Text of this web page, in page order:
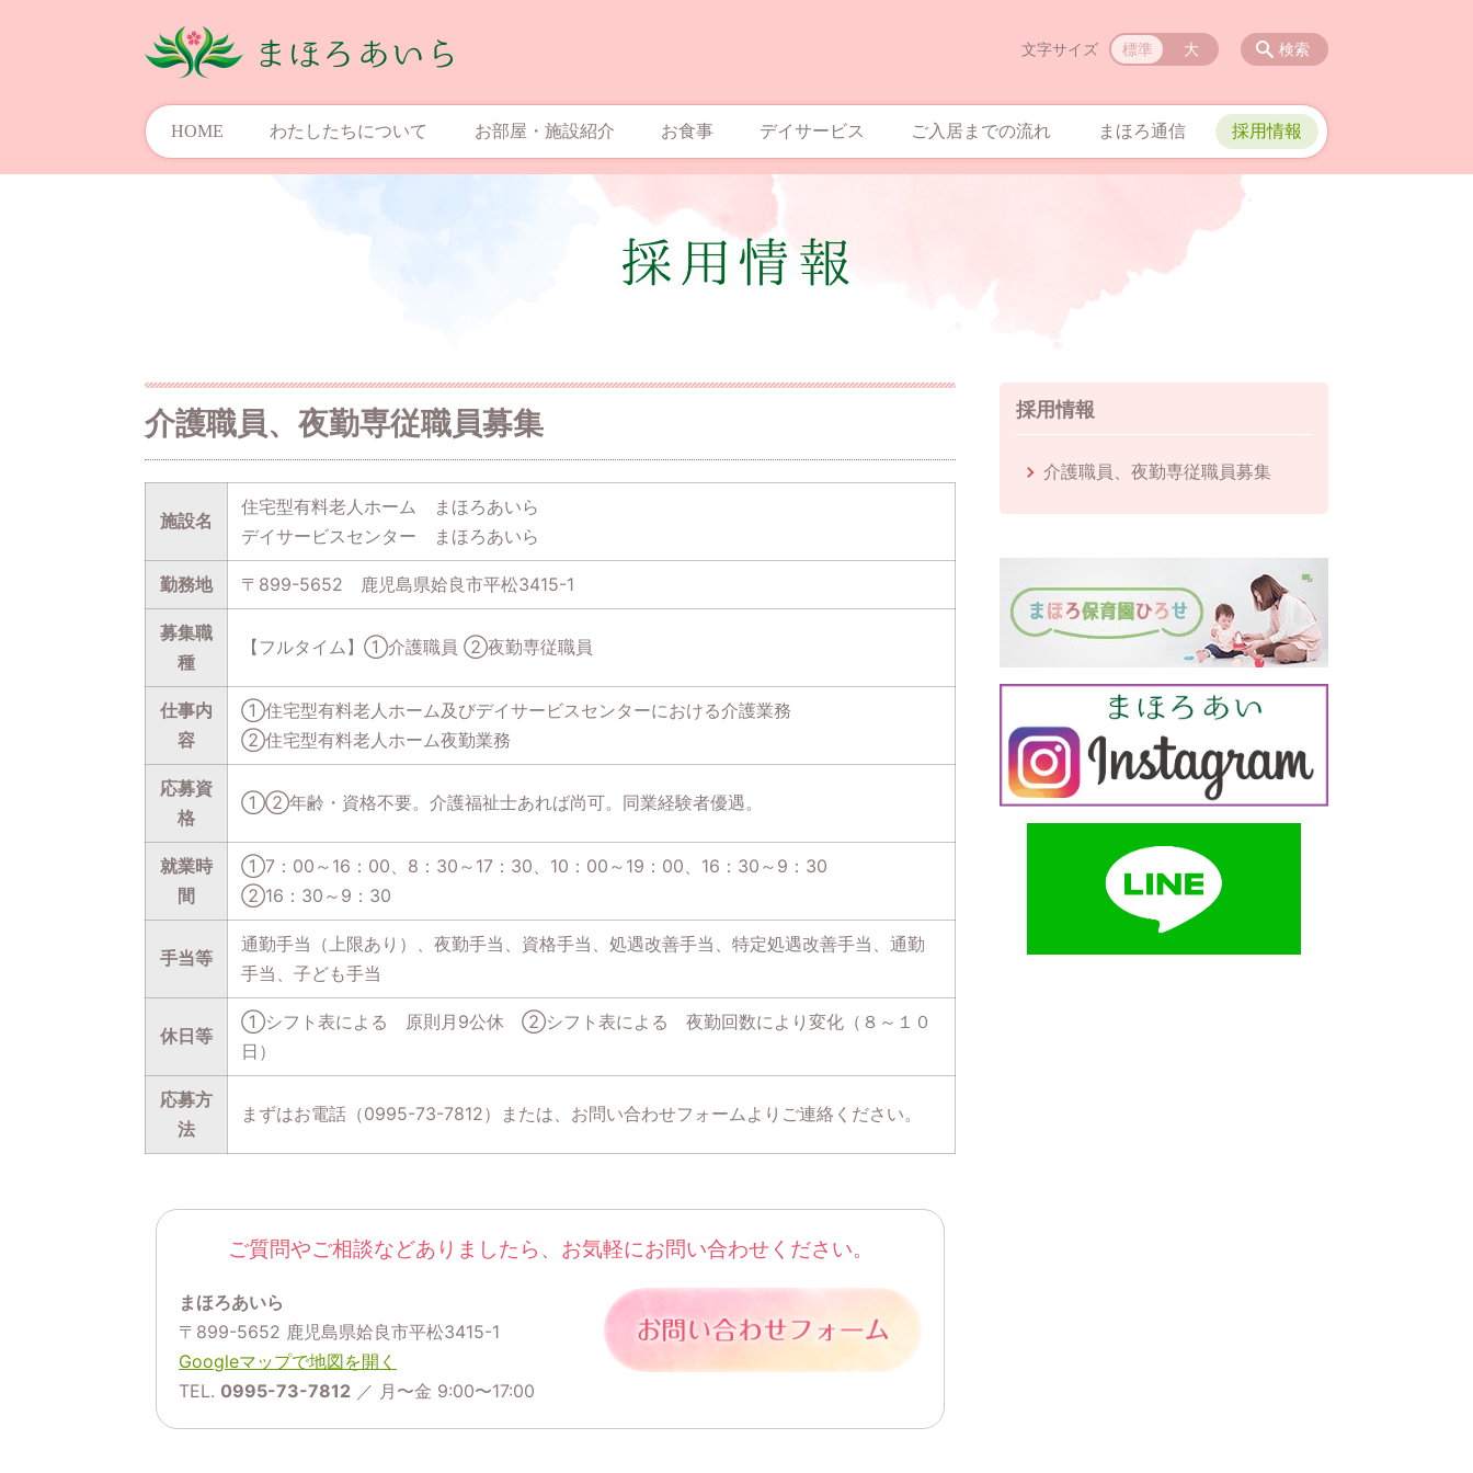
HOME わたしたちについて お部屋・施設紹介 お食事 デイサービス ご入居までの流れ まほろ通信 採用情報
検索
文字サイズ 標準 大
介護職員、夜勤専従職員募集
施設名
住宅型有料老人ホーム まほろあいら
デイサービスセンター まほろあいら
勤務地 〒899-5652 鹿児島県姶良市平松3415-1
募集職
種
【フルタイム】①介護職員 ②夜勤専従職員
仕事内
容
①住宅型有料老人ホーム及びデイサービスセンターにおける介護業務
②住宅型有料老人ホーム夜勤業務
応募資
格
①②年齢・資格不要。介護福祉士あれば尚可。同業経験者優遇。
就業時
間
①7：00～16：00、8：30～17：30、10：00～19：00、16：30～9：30
②16：30～9：30
手当等
通勤手当（上限あり）、夜勤手当、資格手当、処遇改善手当、特定処遇改善手当、通勤
手当、子ども手当
休日等
①シフト表による 原則月9公休 ②シフト表による 夜勤回数により変化（８～１０
日）
応募方
法
まずはお電話（0995-73-7812）または、お問い合わせフォームよりご連絡ください。
ご質問やご相談などありましたら、お気軽にお問い合わせください。
まほろあいら
〒899-5652 鹿児島県姶良市平松3415-1
Googleマップで地図を開く
TEL. 0995-73-7812 ／ 月〜金 9:00〜17:00
採用情報
介護職員、夜勤専従職員募集